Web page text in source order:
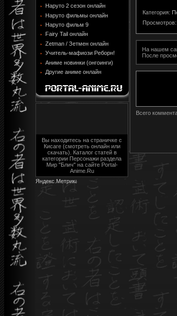
Наруто 2 сезон онлайн
Наруто фильмы онлайн
Наруто фильм 9
Fairy Tail онлайн
Zetman / Зетмен онлайн
Учитель-мафиози Реборн!
Аниме новинки (онгоинги)
Другие аниме онлайн
Вы находитесь на страничке с
Кисаге (смотреть онлайн или
скачать). Каталог статей в
категории Персонажи раздела
Мир "Блич" на сайте Portal-
Anime.Ru
Категория:
Просмотров:
На нашем
После
Всего